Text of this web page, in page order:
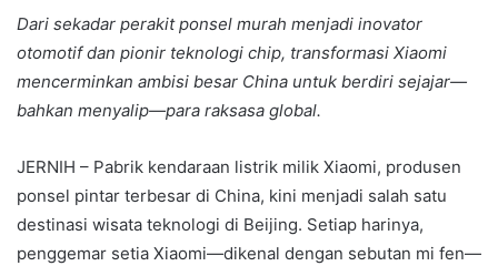
Dari sekadar perakit ponsel murah menjadi inovator
otomotif dan pionir teknologi chip, transformasi Xiaomi
mencerminkan ambisi besar China untuk berdiri sejajar—
bahkan menyalip—para raksasa global.
JERNIH – Pabrik kendaraan listrik milik Xiaomi, produsen
ponsel pintar terbesar di China, kini menjadi salah satu
destinasi wisata teknologi di Beijing. Setiap harinya,
penggemar setia Xiaomi—dikenal dengan sebutan mi fen—